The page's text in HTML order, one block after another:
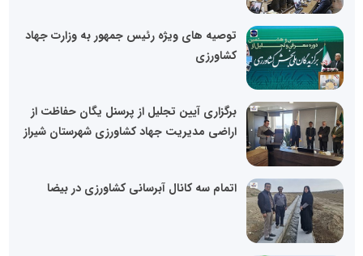
توصیه های ویژه رئیس جمهور به وزارت جهاد
کشاورزی
برگزاری آیین تجلیل از پرسنل یگان حفاظت از
اراضی مدیریت جهاد کشاورزی شهرستان شیراز
اتمام سه کانال آبرسانی کشاورزی در بیضا